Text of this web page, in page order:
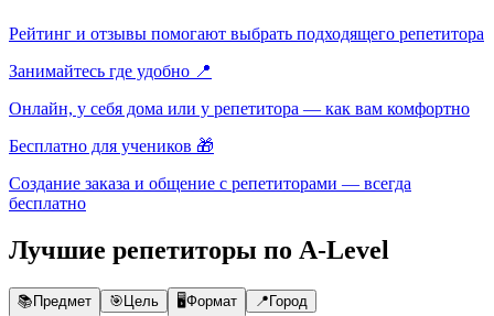
Рейтинг и отзывы помогают выбрать подходящего репетитора
Занимайтесь где удобно 📍
Онлайн, у себя дома или у репетитора — как вам комфортно
Бесплатно для учеников 🎁
Создание заказа и общение с репетиторами — всегда
бесплатно
Лучшие репетиторы по A-Level
📚Предмет 🎯Цель 🖥️Формат 📍Город